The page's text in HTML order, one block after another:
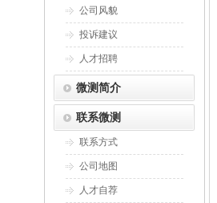
公司风貌
投诉建议
人才招聘
微测简介
联系微测
联系方式
公司地图
人才自荐